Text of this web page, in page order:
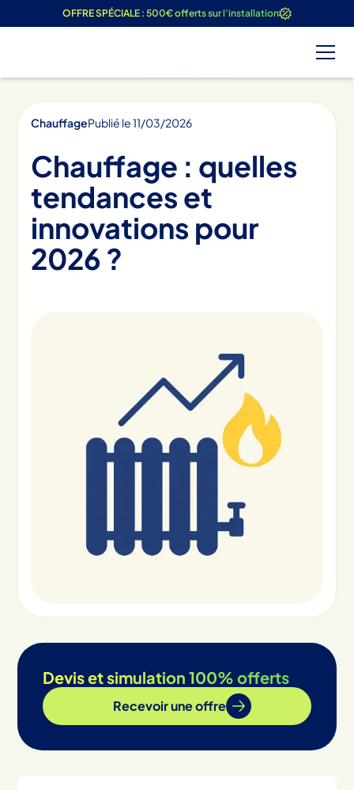
OFFRE SPÉCIALE : 500€ offerts sur l’installation
ChauffagePublié le11/03/2026
Chauffage : quelles
tendances et
innovations pour
2026 ?
Devis et simulation 100% offerts
Recevoir une offre